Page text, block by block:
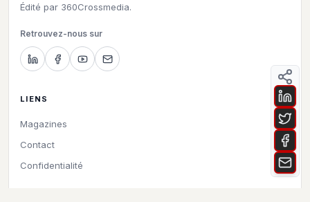
Édité par 360Crossmedia.
Retrouvez-nous sur
LIENS
Magazines
Contact
Confidentialité